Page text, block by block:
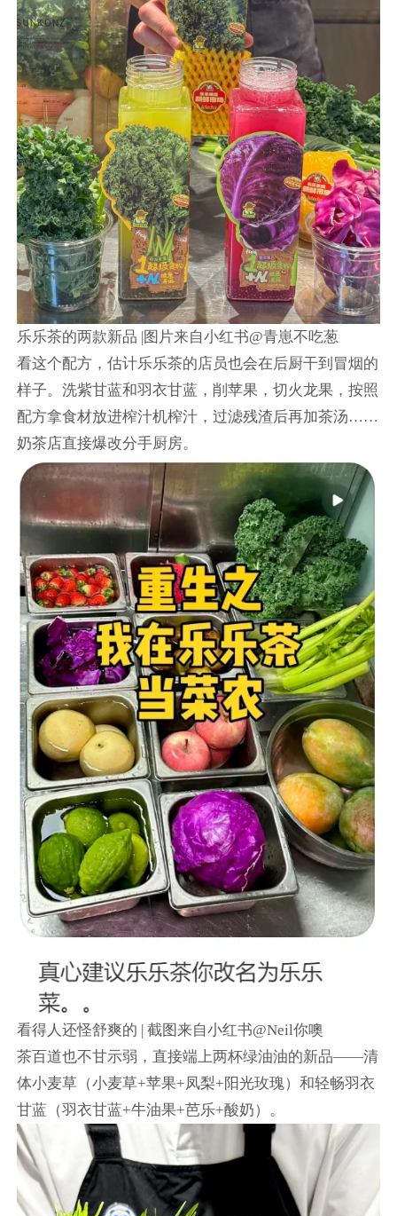
乐乐茶的两款新品 |图片来自小红书@青崽不吃葱
看这个配方，估计乐乐茶的店员也会在后厨干到冒烟的
样子。洗紫甘蓝和羽衣甘蓝，削苹果，切火龙果，按照
配方拿食材放进榨汁机榨汁，过滤残渣后再加茶汤……
奶茶店直接爆改分手厨房。
看得人还怪舒爽的 | 截图来自小红书@Neil你噢
茶百道也不甘示弱，直接端上两杯绿油油的新品——清
体小麦草（小麦草+苹果+凤梨+阳光玫瑰）和轻畅羽衣
甘蓝（羽衣甘蓝+牛油果+芭乐+酸奶）。